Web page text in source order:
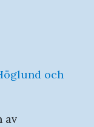
och
av